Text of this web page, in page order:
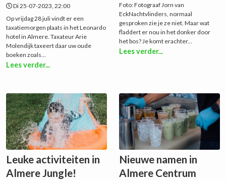
Di 25-07-2023, 22:00
Op vrijdag 28 juli vindt er een
taxatiemorgen plaats in het Leonardo
hotel in Almere. Taxateur Arie
Molendijk taxeert daar uw oude
boeken zoals...
Lees verder...
Foto: Fotograaf Jorn van
EckNachtvlinders, normaal
gesproken zie je ze niet. Maar wat
fladdert er nou in het donker door
het bos? Je komt erachter...
Lees verder...
Leuke activiteiten in
Almere Jungle!
Nieuwe namen in
Almere Centrum